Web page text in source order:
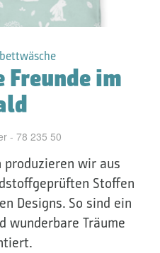
bettwäsche
im
- 78 235 50
produzieren wir aus
Stoffen
Designs. So sind ein
wunderbare Träume